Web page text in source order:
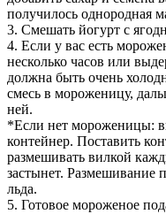
получилось однородная
3️. Смешать йогурт с
4️. Если у вас есть
несколько часов или
должна быть очень
смесь в мороженицу,
ней.
*️Если нет мороженицы:
контейнер. Поставить
размешивать вилкой
застынет. Размешивание
льда.
5️. Готовое мороженое